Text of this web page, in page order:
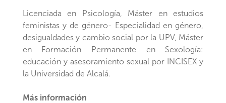
Licenciada en Psicología, Máster en estudios
feministas y de género- Especialidad en género,
desigualdades y cambio social por la UPV, Máster
en Formación Permanente en Sexología:
educación y asesoramiento sexual por INCISEX y
la Universidad de Alcalá.
Más información